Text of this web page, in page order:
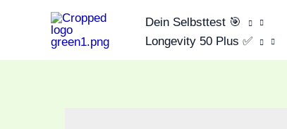
Dein Selbsttest 🎯
Longevity 50 Plus ✅